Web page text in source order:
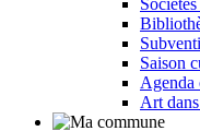
Saison
Agenda
Art